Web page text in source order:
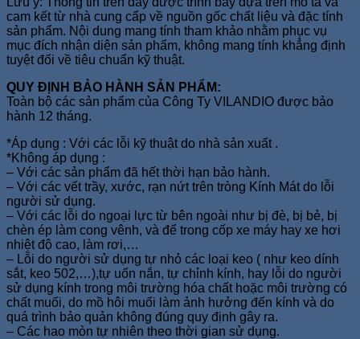
cam kết từ nhà cung cấp về nguồn gốc chất liệu và đặc tính
sản phẩm. Nội dung mang tính tham khảo nhằm phục vụ
mục đích nhận diện sản phẩm, không mang tính khẳng định
tuyệt đối về tiêu chuẩn kỹ thuật.
QUY ĐỊNH BẢO HÀNH SẢN PHẨM:
Toàn bộ các sản phẩm của Công Ty VILANDIO được bảo
hành 12 tháng.
*Áp dụng : Với các lỗi kỹ thuật do nhà sản xuất .
*Không áp dụng :
– Với các sản phẩm đã hết thời hạn bảo hành.
– Với các vết trầy, xước, rạn nứt trên tròng Kính Mát do lỗi
người sử dụng.
– Với các lỗi do ngoại lực từ bên ngoài như bị đè, bị bẻ, bị
chèn ép làm cong vênh, và để trong cốp xe máy hay xe hơi
nhiệt độ cao, làm rơi,…
– Lỗi do người sử dụng tự nhỏ các loại keo ( như keo dính
sắt, keo 502,…),tự uốn nắn, tự chỉnh kính, hay lỗi do người
sử dụng kính trong môi trường hóa chất hoặc môi trường có
chất muối, do mồ hôi muối làm ảnh hưởng đến kính và do
quá trình bảo quản không đúng quy định gây ra.
– Các hao mòn tự nhiên theo thời gian sử dụng.